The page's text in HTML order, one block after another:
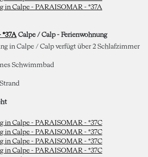
*37A Calpe / Calp - Ferienwohnung
in Calpe / Calp verfügt über 2 Schlafzimmer
Schwimmbad